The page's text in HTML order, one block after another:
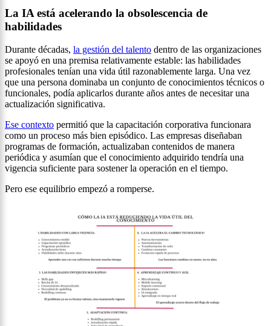
La IA está acelerando la obsolescencia de
habilidades
Durante décadas, la gestión del talento dentro de las organizaciones
se apoyó en una premisa relativamente estable: las habilidades
profesionales tenían una vida útil razonablemente larga. Una vez
que una persona dominaba un conjunto de conocimientos técnicos o
funcionales, podía aplicarlos durante años antes de necesitar una
actualización significativa.
Ese contexto permitió que la capacitación corporativa funcionara
como un proceso más bien episódico. Las empresas diseñaban
programas de formación, actualizaban contenidos de manera
periódica y asumían que el conocimiento adquirido tendría una
vigencia suficiente para sostener la operación en el tiempo.
Pero ese equilibrio empezó a romperse.